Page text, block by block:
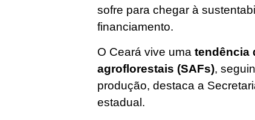
sofre para chegar à
financiamento.
O Ceará vive uma tendência
agroflorestais (SAFs),
produção, destaca a
estadual.